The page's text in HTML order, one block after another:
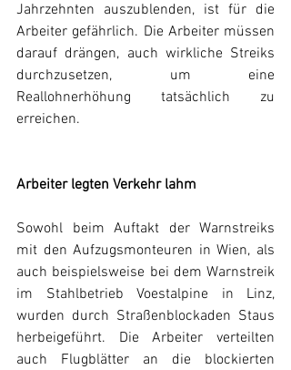
Jahrzehnten auszublenden, ist für die
Arbeiter gefährlich. Die Arbeiter müssen
darauf drängen, auch wirkliche Streiks
durchzusetzen, um eine
Reallohnerhöhung tatsächlich zu
erreichen.
Arbeiter legten Verkehr lahm
Sowohl beim Auftakt der Warnstreiks
mit den Aufzugsmonteuren in Wien, als
auch beispielsweise bei dem Warnstreik
im Stahlbetrieb Voestalpine in Linz,
wurden durch Straßenblockaden Staus
herbeigeführt. Die Arbeiter verteilten
auch Flugblätter an die blockierten